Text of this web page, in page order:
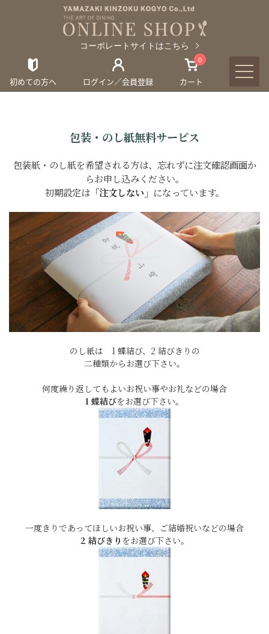
コーポレートサイトはこちら
初めての方へ ログイン／会員登録
0
カート
包装・のし紙無料サービス
包装紙・のし紙を希望される方は、忘れずに注文確認画面か
らお申し込みください。
初期設定は「注文しない」 になっています。
のし紙は 1 蝶結び、2 結びきりの
二種類からお選び下さい。
何度繰り返してもよいお祝い事やお礼などの場合
1 蝶結びをお選び下さい。
一度きりであってほしいお祝い事、ご結婚祝いなどの場合
2 結びきり をお選び下さい。